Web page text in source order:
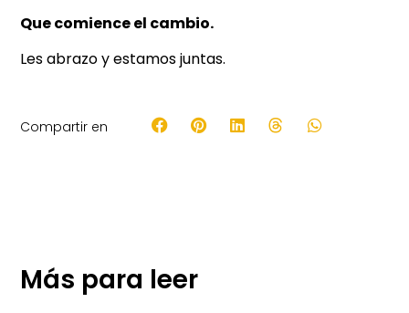
Que comience el cambio.
Les abrazo y estamos juntas.
Compartir en
Más para leer